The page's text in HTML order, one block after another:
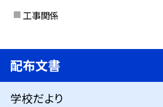
工事関係
配布文書
学校だより